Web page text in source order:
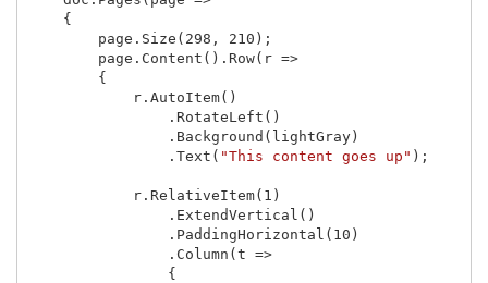
{
page . Size ( 298 , 210 );
page . Content (). Row( r =>
{
r. AutoItem()
. RotateLeft ()
. Background ( lightGray)
. Text ( "This content goes up" );
r. RelativeItem( 1 )
. ExtendVertical ()
. PaddingHorizontal ( 10 )
. Column ( t =>
{